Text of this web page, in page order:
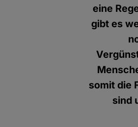
eine
gibt es
somit die
sind